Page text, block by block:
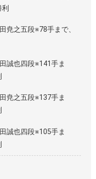
尭之五段※78手まで、
誠也四段※141手ま
尭之五段※137手ま
誠也四段※105手ま